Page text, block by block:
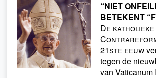
“NIET
BETEKENT
De katholieke
21ste eeuw
tegen de
van Vaticanum